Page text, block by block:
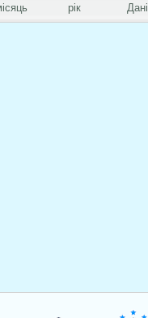
рік Дані